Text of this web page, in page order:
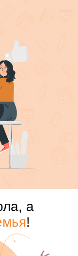
а
!